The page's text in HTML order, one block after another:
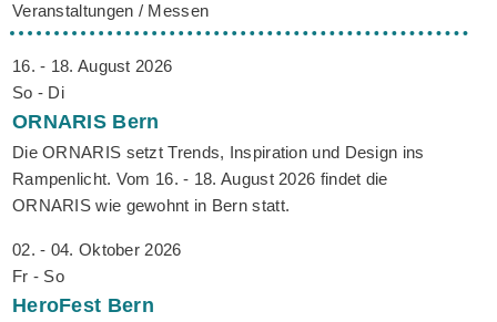
Veranstaltungen / Messen
16. - 18. August 2026
So - Di
ORNARIS Bern
Die ORNARIS setzt Trends, Inspiration und Design ins
Rampenlicht. Vom 16. - 18. August 2026 findet die
ORNARIS wie gewohnt in Bern statt.
02. - 04. Oktober 2026
Fr - So
HeroFest Bern